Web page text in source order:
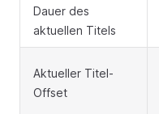
Dauer des
aktuellen Titels
Aktueller Titel-
Offset